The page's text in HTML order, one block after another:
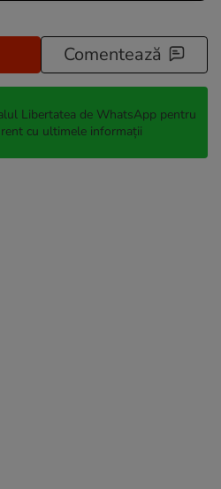
Comentează
Libertatea de WhatsApp pentru
cu ultimele informații